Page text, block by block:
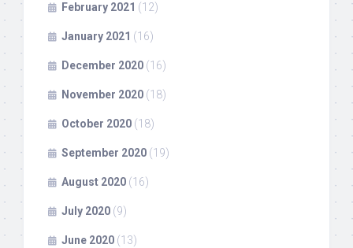
February 2021 (12)
January 2021 (16)
December 2020 (16)
November 2020 (18)
October 2020 (18)
September 2020 (19)
August 2020 (16)
July 2020 (9)
June 2020 (13)